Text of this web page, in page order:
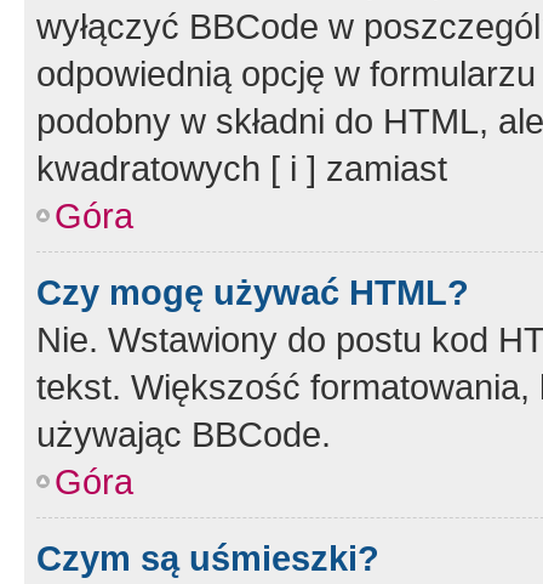
wyłączyć BBCode w
odpowiednią opcję w
podobny w składni do HTML,
kwadratowych [ i ] zamiast
Góra
Czy mogę używać HTML?
Nie. Wstawiony do postu kod
tekst. Większość
używając BBCode.
Góra
Czym są uśmieszki?